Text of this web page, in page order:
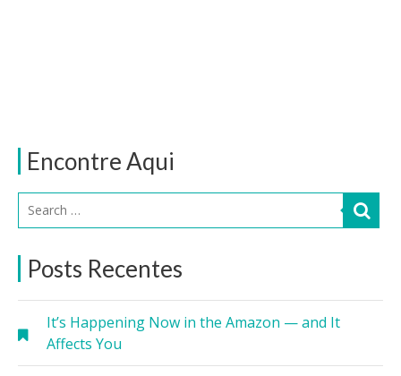
Encontre Aqui
Posts Recentes
It’s Happening Now in the Amazon — and It
Affects You